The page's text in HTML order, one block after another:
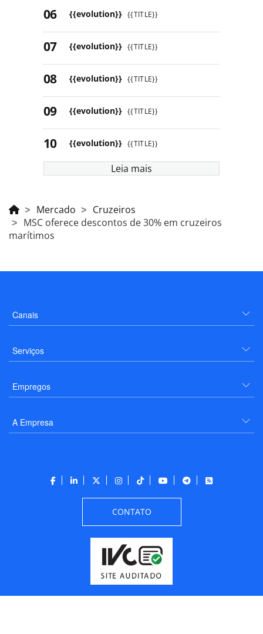
{{evolution}} {{TITLE}}
{{evolution}} {{TITLE}}
{{evolution}} {{TITLE}}
{{evolution}} {{TITLE}}
{{evolution}} {{TITLE}}
Leia mais
Mercado
Cruzeiros
MSC oferece descontos de 30% em cruzeiros
marítimos
Canais
Serviços
Empregos
A Empresa
CONTATO